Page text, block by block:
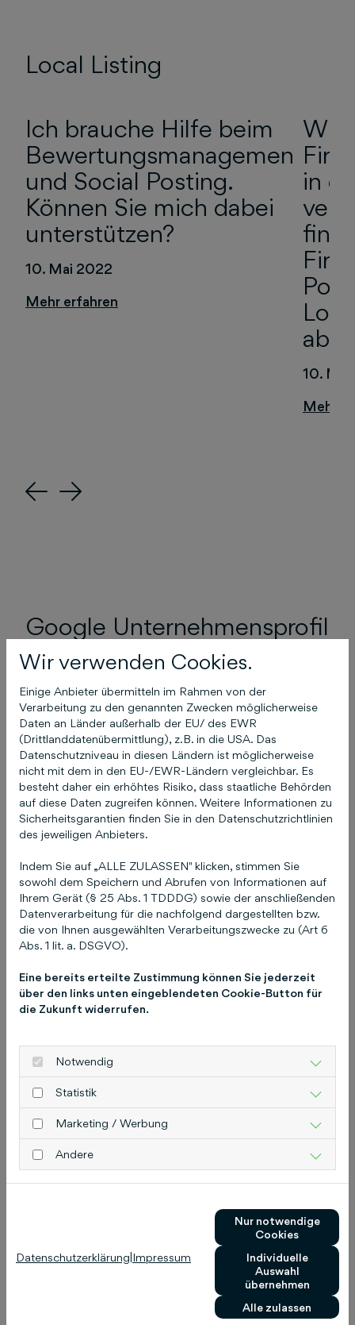
Local Listing
Ich brauche Hilfe beim
Bewertungsmanagement
und Social Posting.
Können Sie mich dabei
unterstützen?
10. Mai 2022
in
10.
Previous
Next
Google Unternehmensprofil
Wie kann ich meinen
Google
Unternehmensprofil
Eintrag relevanter für
Google machen?
10. Mai 2022
10.
Previous
Next
Suchmaschinenwerbung
Wie viel Budget muss
Wie
10.
Wir verwenden Cookies.
Einige Anbieter übermitteln im Rahmen von der
Verarbeitung zu den genannten Zwecken möglicherweise
Daten an Länder außerhalb der EU/ des EWR
(Drittlanddatenübermittlung), z.B. in die USA. Das
Datenschutzniveau in diesen Ländern ist möglicherweise
nicht mit dem in den EU-/EWR-Ländern vergleichbar. Es
besteht daher ein erhöhtes Risiko, dass staatliche Behörden
auf diese Daten zugreifen können. Weitere Informationen zu
Sicherheitsgarantien finden Sie in den Datenschutzrichtlinien
des jeweiligen Anbieters.
Indem Sie auf „ALLE ZULASSEN" klicken, stimmen Sie
sowohl dem Speichern und Abrufen von Informationen auf
Ihrem Gerät (§ 25 Abs. 1 TDDDG) sowie der anschließenden
Datenverarbeitung für die nachfolgend dargestellten bzw.
die von Ihnen ausgewählten Verarbeitungszwecke zu (Art 6
Abs. 1 lit. a. DSGVO).
Eine bereits erteilte Zustimmung können Sie jederzeit
über den links unten eingeblendeten Cookie-Button für
die Zukunft widerrufen.
Notwendig
Statistik
Marketing / Werbung
Andere
Datenschutzerklärung Impressum
Nur notwendige
Cookies
Individuelle
Auswahl
übernehmen
Alle zulassen